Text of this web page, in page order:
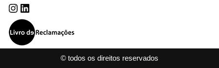
© todos os direitos reservados